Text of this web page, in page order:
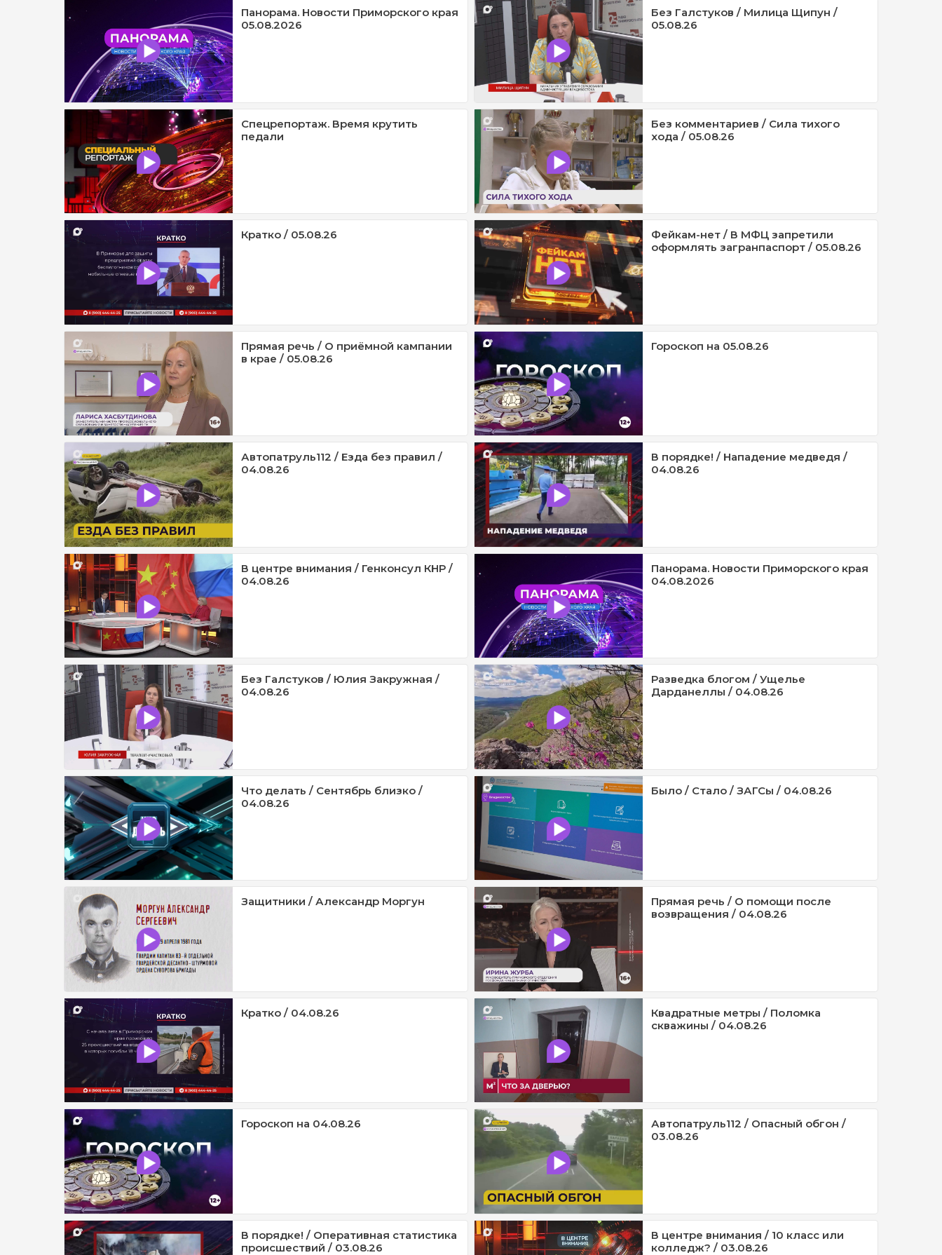
Панорама. Новости Приморского края
05.08.2026
Без Галстуков / Милица Щипун /
05.08.26
Спецрепортаж. Время крутить
педали
Без комментариев / Сила тихого
хода / 05.08.26
Кратко / 05.08.26
Фейкам-нет / В МФЦ запретили
оформлять загранпаспорт / 05.08.26
Прямая речь / О приёмной кампании
в крае / 05.08.26
Гороскоп на 05.08.26
Автопатруль112 / Езда без правил /
04.08.26
В порядке! / Нападение медведя /
04.08.26
В центре внимания / Генконсул КНР /
04.08.26
Панорама. Новости Приморского края
04.08.2026
Без Галстуков / Юлия Закружная /
04.08.26
Разведка блогом / Ущелье
Дарданеллы / 04.08.26
Что делать / Сентябрь близко /
04.08.26
Было / Стало / ЗАГСы / 04.08.26
Защитники / Александр Моргун
Прямая речь / О помощи после
возвращения / 04.08.26
Кратко / 04.08.26
Квадратные метры / Поломка
скважины / 04.08.26
Гороскоп на 04.08.26
Автопатруль112 / Опасный обгон /
03.08.26
В порядке! / Оперативная статистика
происшествий / 03.08.26
В центре внимания / 10 класс или
колледж? / 03.08.26